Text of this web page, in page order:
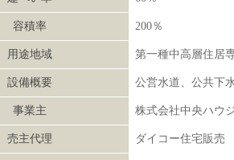
容積率 200％
用途地域 第一種中高層住居
設備概要 公営水道、公共下
事業主 株式会社中央ハウ
売主代理 ダイコー住宅販売